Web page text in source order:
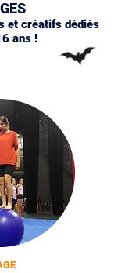
et créatifs dédiés
ans !